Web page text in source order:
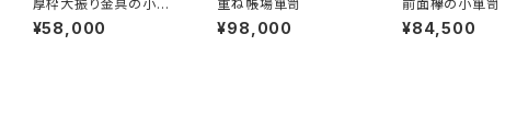
厚枠大振り金具の小箪
笥
¥58,000
重ね帳場箪笥
¥98,000
前面欅の小箪笥
¥84,500